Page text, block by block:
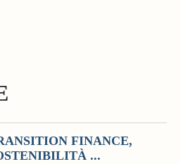
FINANCE,
...